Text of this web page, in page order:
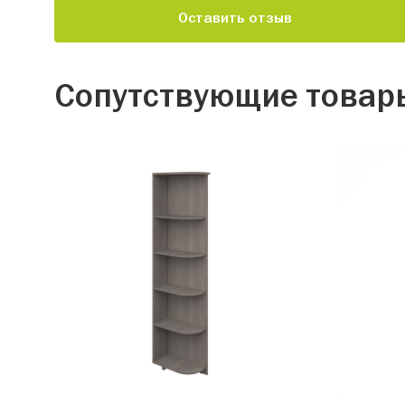
Оставить отзыв
Сопутствующие